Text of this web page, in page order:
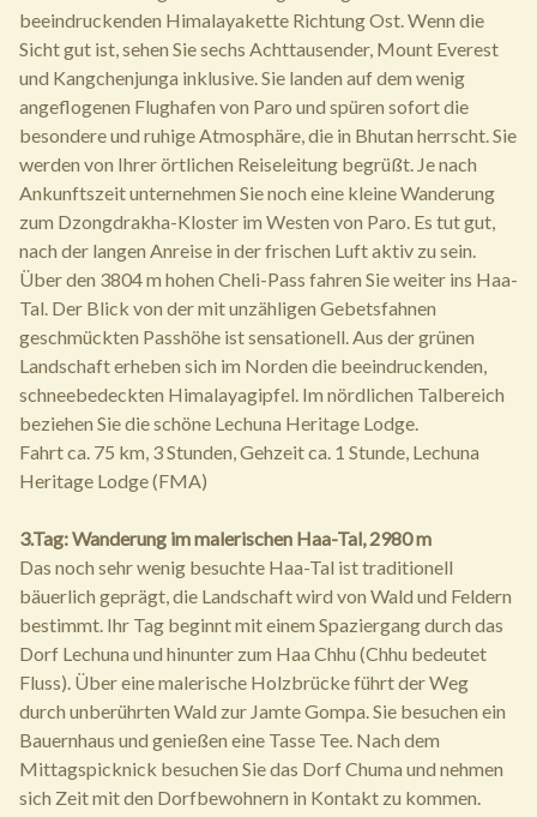
beeindruckenden Himalayakette Richtung Ost. Wenn die
Sicht gut ist, sehen Sie sechs Achttausender, Mount Everest
und Kangchenjunga inklusive. Sie landen auf dem wenig
angeflogenen Flughafen von Paro und spüren sofort die
besondere und ruhige Atmosphäre, die in Bhutan herrscht. Sie
werden von Ihrer örtlichen Reiseleitung begrüßt. Je nach
Ankunftszeit unternehmen Sie noch eine kleine Wanderung
zum Dzongdrakha-Kloster im Westen von Paro. Es tut gut,
nach der langen Anreise in der frischen Luft aktiv zu sein.
Über den 3804 m hohen Cheli-Pass fahren Sie weiter ins Haa-
Tal. Der Blick von der mit unzähligen Gebetsfahnen
geschmückten Passhöhe ist sensationell. Aus der grünen
Landschaft erheben sich im Norden die beeindruckenden,
schneebedeckten Himalayagipfel. Im nördlichen Talbereich
beziehen Sie die schöne Lechuna Heritage Lodge.
Fahrt ca. 75 km, 3 Stunden, Gehzeit ca. 1 Stunde, Lechuna
Heritage Lodge (FMA)
3.Tag: Wanderung im malerischen Haa-Tal, 2980 m
Das noch sehr wenig besuchte Haa-Tal ist traditionell
bäuerlich geprägt, die Landschaft wird von Wald und Feldern
bestimmt. Ihr Tag beginnt mit einem Spaziergang durch das
Dorf Lechuna und hinunter zum Haa Chhu (Chhu bedeutet
Fluss). Über eine malerische Holzbrücke führt der Weg
durch unberührten Wald zur Jamte Gompa. Sie besuchen ein
Bauernhaus und genießen eine Tasse Tee. Nach dem
Mittagspicknick besuchen Sie das Dorf Chuma und nehmen
sich Zeit mit den Dorfbewohnern in Kontakt zu kommen.